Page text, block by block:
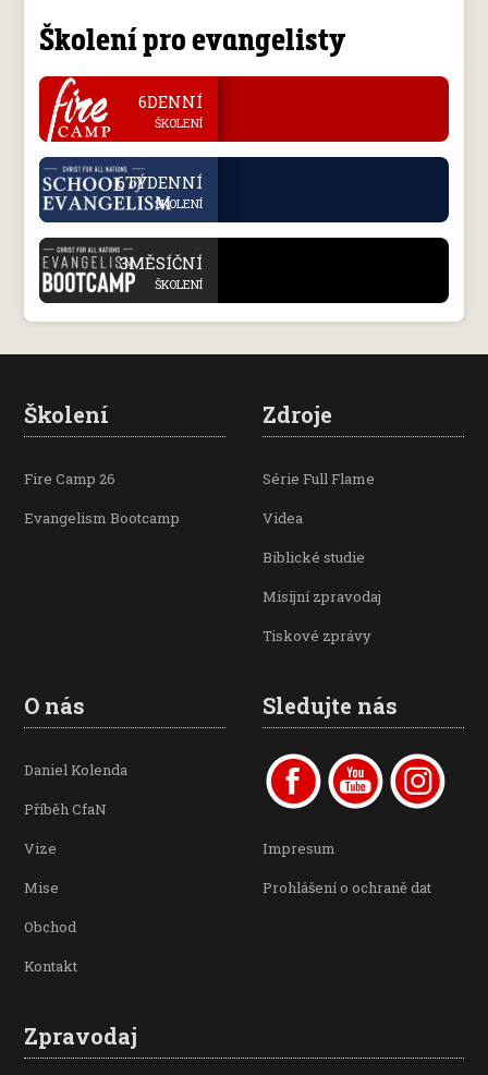
Školení pro evangelisty
. 6DENNÍ
ŠKOLENÍ
. 6TÝDENNÍ
ŠKOLENÍ
. 3MĚSÍČNÍ
ŠKOLENÍ
Školení
Fire Camp 26
Evangelism Bootcamp
Zdroje
Série Full Flame
Videa
Biblické studie
Misijní zpravodaj
Tiskové zprávy
O nás
Daniel Kolenda
Příběh CfaN
Vize
Mise
Obchod
Kontakt
Sledujte nás
Impresum
Prohlášení o ochraně dat
Zpravodaj